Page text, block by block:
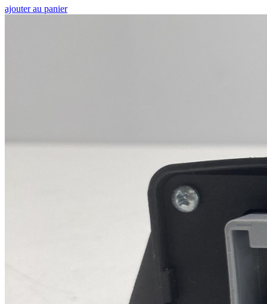
ajouter au panier